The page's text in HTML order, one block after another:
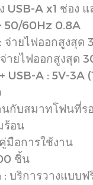
USB-A x1 ช่อง
50/60Hz 0.8A
จ่ายไฟออกสูงสุด
ายไฟออกสูงสุด
USB-A : 5V-3A
กับสมาทโฟนที่รอ
อน
มือการใช้งาน
ชิ้น
บริการวางแบบฟ